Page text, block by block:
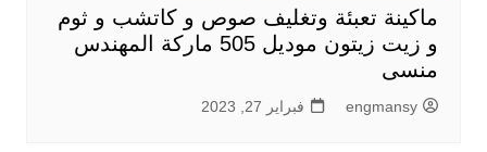
ماكينة تعبئة وتغليف صوص و كاتشب و ثوم
و زيت زيتون موديل 505 ماركة المهندس
منسى
engmansy فبراير 27, 2023